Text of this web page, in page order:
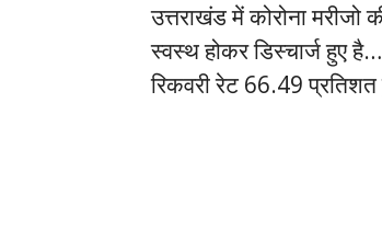
उत्तराखंड में कोरोना
स्वस्थ होकर डिस्चार्ज हुए
रिकवरी रेट 66.49